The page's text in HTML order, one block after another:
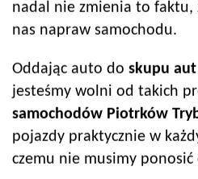
nadal nie zmienia to faktu,
nas napraw samochodu.
Oddając auto do skupu aut
jesteśmy wolni od takich
samochodów Piotrków
pojazdy praktycznie w
czemu nie musimy